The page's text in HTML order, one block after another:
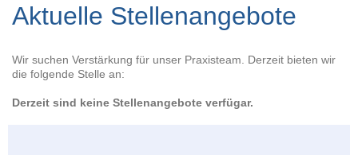
Aktuelle Stellenangebote
Wir suchen Verstärkung für unser Praxisteam. Derzeit bieten wir
die folgende Stelle an:
Derzeit sind keine Stellenangebote verfügar.